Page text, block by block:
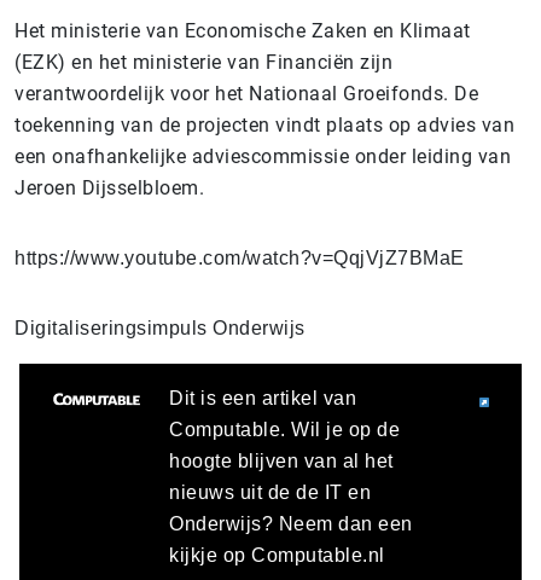
Het ministerie van Economische Zaken en Klimaat
(EZK) en het ministerie van Financiën zijn
verantwoordelijk voor het Nationaal Groeifonds. De
toekenning van de projecten vindt plaats op advies van
een onafhankelijke adviescommissie onder leiding van
Jeroen Dijsselbloem.
https://www.youtube.com/watch?v=QqjVjZ7BMaE
Digitaliseringsimpuls Onderwijs
Dit is een artikel van
Computable. Wil je op de
hoogte blijven van al het
nieuws uit de de IT en
Onderwijs? Neem dan een
kijkje op Computable.nl